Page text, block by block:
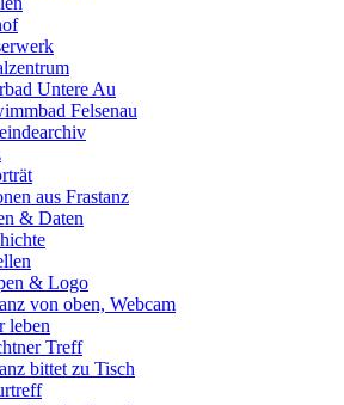
Untere Au
Felsenau
aus Frastanz
& Daten
& Logo
von oben, Webcam
leben
Treff
bittet zu Tisch